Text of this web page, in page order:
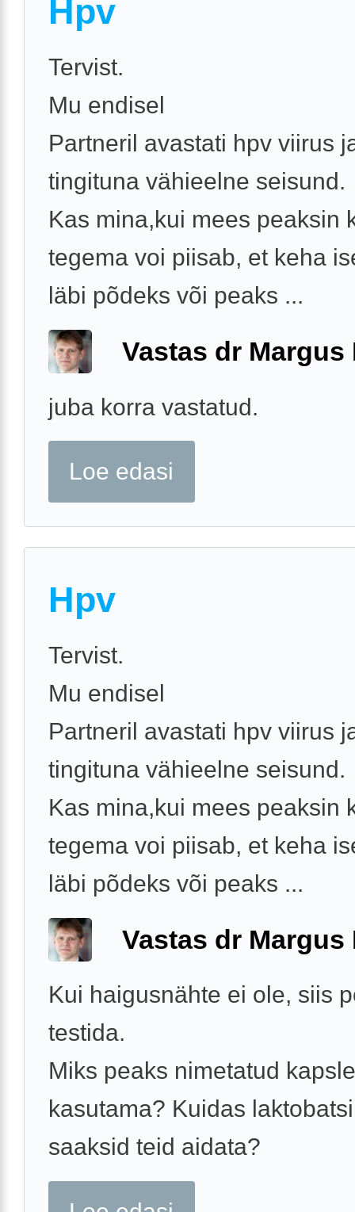
Hpv
Tervist.
Mu endisel
Partneril avastati hpv viirus
tingituna vähieelne seisund.
Kas mina,kui mees peaksin
tegema voi piisab, et keha
läbi põdeks või peaks ...
Vastas dr Margus
juba korra vastatud.
Loe edasi
Hpv
Tervist.
Mu endisel
Partneril avastati hpv viirus
tingituna vähieelne seisund.
Kas mina,kui mees peaksin
tegema voi piisab, et keha
läbi põdeks või peaks ...
Vastas dr Margus
Kui haigusnähte ei ole, siis
testida.
Miks peaks nimetatud
kasutama? Kuidas
saaksid teid aidata?